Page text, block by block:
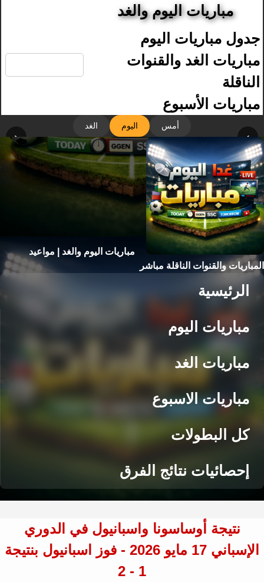
مباريات اليوم والغد
جدول مباريات اليوم
مباريات الغد والقنوات
الناقلة
مباريات الأسبوع
أمس اليوم الغد
‹ ›
مباريات اليوم والغد | مواعيد
المباريات والقنوات الناقلة مباشر
الرئيسية
مباريات اليوم
مباريات الغد
مباريات الاسبوع
كل البطولات
إحصائيات نتائج الفرق
نتيجة أوساسونا واسبانيول في الدوري
الإسباني 17 مايو 2026 - فوز اسبانيول بنتيجة
1 - 2